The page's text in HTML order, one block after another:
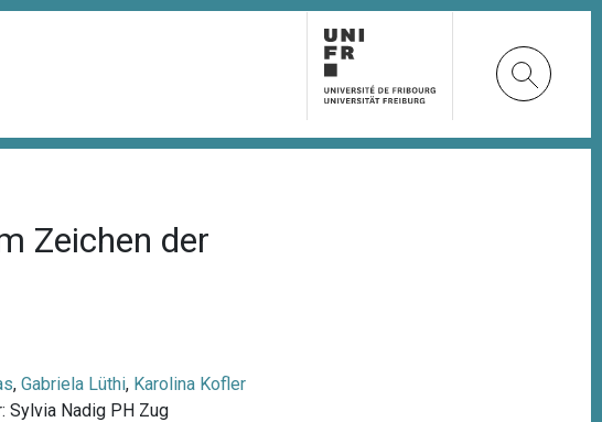
Zeichen der
, Gabriela Lüthi, Karolina Kofler
Sylvia Nadig PH Zug